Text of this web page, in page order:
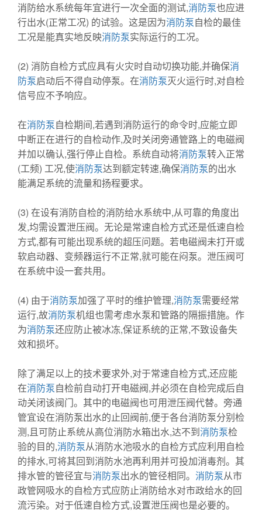
消防给水系统每年宜进行一次全面的测试,消防泵也应进
行出水(正常工况) 的试验。这是因为消防泵自检的最佳
工况是能真实地反映消防泵实际运行的工况。
(2) 消防自检方式应具有火灾时自动切换功能,并确保消
防泵启动后不得自动停泵。在消防泵灭火运行时,对自检
信号应不予响应。
在消防泵自检期间,若遇到消防运行的命令时,应能立即
中断正在进行的自检动作,及时关闭旁通管路上的电磁阀
并加以确认,强行停止自检。系统自动将消防泵转入正常
(工频) 工况,使消防泵达到额定转速,确保消防泵的出水
能满足系统的流量和扬程要求。
(3) 在设有消防自检的消防给水系统中,从可靠的角度出
发,均需设置泄压阀。无论是常速自检方式还是低速自检
方式,都有可能出现系统的超压问题。若电磁阀未打开或
软启动器、变频器运行不正常,就可能在闷泵。泄压阀可
在系统中设一套共用。
(4) 由于消防泵加强了平时的维护管理,消防泵需要经常
运行,故消防泵机组也需考虑水泵和管路的隔振措施。作
为消防泵还应防止被冰冻,保证系统的正常,不致设备失
效和损坏。
除了满足以上的技术要求外,对于常速自检方式,还应能
在消防泵自检前自动打开电磁阀,并必须在自检完成后自
动关闭该阀门。其中的电磁阀也可用泄压阀代替。旁通
管宜设在消防泵出水的止回阀前,便于各台消防泵分别检
测,且可防止系统从高位消防水箱出水,达不到消防泵检
验的目的,消防泵从消防水池吸水的自检方式应利用自检
的排水,可将其回到消防水池再利用并可投加消毒剂。其
排水管的管径宜与消防泵出水的管径相同。 消防泵从市
政管网吸水的自检方式应防止消防给水对市政给水的回
流污染。对于低速自检方式,设置泄压阀也是必要的。